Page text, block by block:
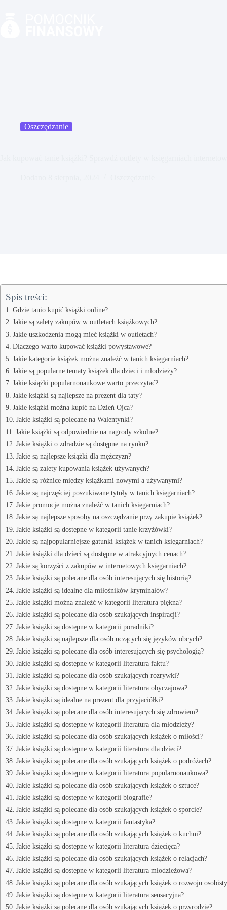
Oszczędzanie
Spis treści:
Gdzie tanio kupić książki online?
Jakie są zalety zakupów w outletach książkowych?
Jakie uszkodzenia mogą mieć książki w outletach?
Dlaczego warto kupować książki powystawowe?
Jakie kategorie książek można znaleźć w tanich księgarniach?
Jakie są popularne tematy książek dla dzieci i młodzieży?
Jakie książki popularnonaukowe warto przeczytać?
Jakie książki są najlepsze na prezent dla taty?
Jakie książki można kupić na Dzień Ojca?
Jakie książki są polecane na Walentynki?
Jakie książki są odpowiednie na nagrody szkolne?
Jakie książki o zdradzie są dostępne na rynku?
Jakie są najlepsze książki dla mężczyzn?
Jakie są zalety kupowania książek używanych?
Jakie są różnice między książkami nowymi a używanymi?
Jakie są najczęściej poszukiwane tytuły w tanich księgarniach?
Jakie promocje można znaleźć w tanich księgarniach?
Jakie są najlepsze sposoby na oszczędzanie przy zakupie książek?
Jakie książki są dostępne w kategorii tanie krzyżówki?
Jakie są najpopularniejsze gatunki książek w tanich księgarniach?
Jakie książki dla dzieci są dostępne w atrakcyjnych cenach?
Jakie są korzyści z zakupów w internetowych księgarniach?
Jakie książki są polecane dla osób interesujących się historią?
Jakie książki są idealne dla miłośników kryminałów?
Jakie książki można znaleźć w kategorii literatura piękna?
Jakie książki są polecane dla osób szukających inspiracji?
Jakie książki są dostępne w kategorii poradniki?
Jakie książki są najlepsze dla osób uczących się języków obcych?
Jakie książki są polecane dla osób interesujących się psychologią?
Jakie książki są dostępne w kategorii literatura faktu?
Jakie książki są polecane dla osób szukających rozrywki?
Jakie książki są dostępne w kategorii literatura obyczajowa?
Jakie książki są idealne na prezent dla przyjaciółki?
Jakie książki są polecane dla osób interesujących się zdrowiem?
Jakie książki są dostępne w kategorii literatura dla młodzieży?
Jakie książki są polecane dla osób szukających książek o miłości?
Jakie książki są dostępne w kategorii literatura dla dzieci?
Jakie książki są polecane dla osób szukających książek o podróżach?
Jakie książki są dostępne w kategorii literatura popularnonaukowa?
Jakie książki są polecane dla osób szukających książek o sztuce?
Jakie książki są dostępne w kategorii biografie?
Jakie książki są polecane dla osób szukających książek o sporcie?
Jakie książki są dostępne w kategorii fantastyka?
Jakie książki są polecane dla osób szukających książek o kuchni?
Jakie książki są dostępne w kategorii literatura dziecięca?
Jakie książki są polecane dla osób szukających książek o relacjach?
Jakie książki są dostępne w kategorii literatura młodzieżowa?
Jakie książki są polecane dla osób szukających książek o rozwoju
Jakie książki są dostępne w kategorii literatura sensacyjna?
Jakie książki są polecane dla osób szukających książek o przyrodzie?